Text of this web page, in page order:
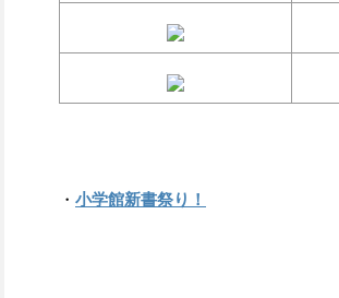
・ 小学館新書祭り！